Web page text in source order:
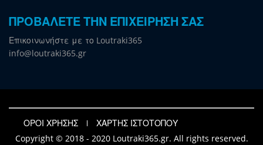
ΠΡΟΒΑΛΕΤΕ ΤΗΝ ΕΠΙΧΕΙΡΗΣΗ ΣΑΣ
Επικοινωνήστε με το Loutraki365
info@loutraki365.gr
ΟΡΟΙ ΧΡΗΣΗΣ
ΧΑΡΤΗΣ ΙΣΤΟΤΟΠΟΥ
Copyright © 2018 - 2020 Loutraki365.gr. All rights reserved.